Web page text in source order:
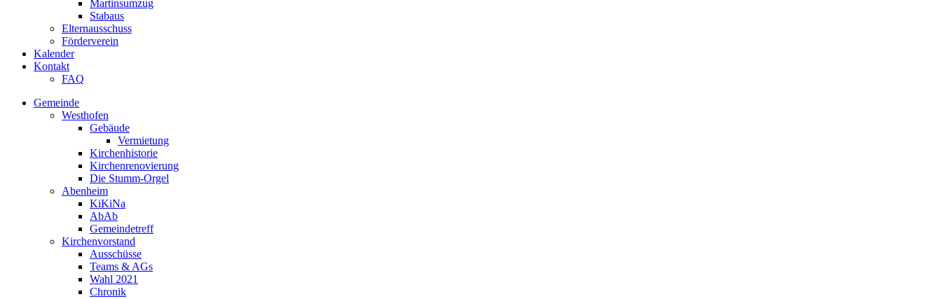
Martinsumzug
Stabaus
Elternausschuss
Förderverein
Kalender
Kontakt
FAQ
Gemeinde
Westhofen
Gebäude
Vermietung
Kirchenhistorie
Kirchenrenovierung
Die Stumm-Orgel
Abenheim
KiKiNa
AbAb
Gemeindetreff
Kirchenvorstand
Ausschüsse
Teams & AGs
Wahl 2021
Chronik